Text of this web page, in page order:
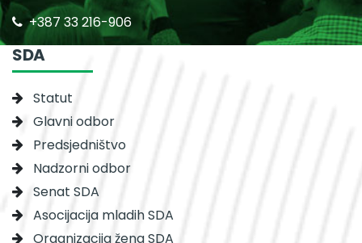
+387 33 216-906
SDA
Statut
Glavni odbor
Predsjedništvo
Nadzorni odbor
Senat SDA
Asocijacija mladih SDA
Organizacija žena SDA